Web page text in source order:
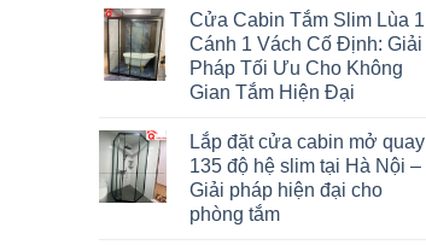
Cửa Cabin Tắm Slim Lùa 1
Cánh 1 Vách Cố Định: Giải
Pháp Tối Ưu Cho Không
Gian Tắm Hiện Đại
Lắp đặt cửa cabin mở quay
135 độ hệ slim tại Hà Nội –
Giải pháp hiện đại cho
phòng tắm